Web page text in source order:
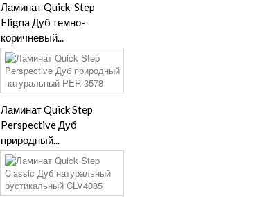
Ламинат Quick-Step
Eligna Дуб темно-
коричневый...
Ламинат Quick Step
Perspective Дуб
природный...